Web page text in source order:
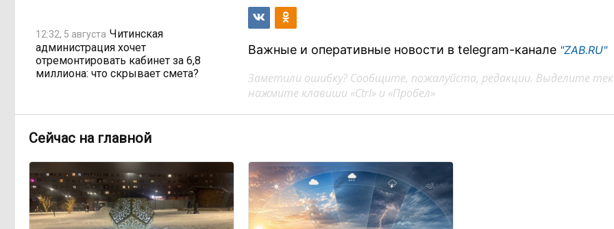
12:32, 5 августа Читинская
администрация хочет
отремонтировать кабинет за 6,8
миллиона: что скрывает смета?
11:47, 5 августа «Нефтемаркет»
неточно изложили ситуацию с
09:33, 5 августа
Учителя в Забайкалье
получают почти вдвое больше, чем
в среднем по стране
Важные и оперативные новости в telegram-канале "ZAB.RU"
Заметили ошибку? Сообщите, пожалуйста, редакции. Выделите
нажмите клавиши «Ctrl» и «Пробел»
Сейчас на главной